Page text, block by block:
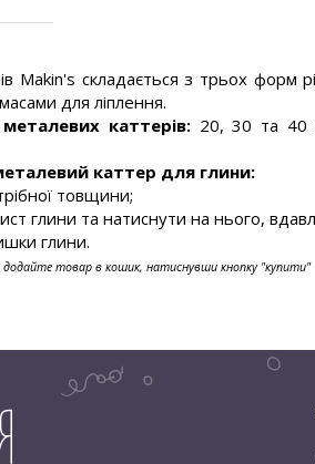
Makin's складається з трьох форм
для ліплення.
каттерів:20, 30 та 40
каттер для глини:
товщини;
глини та натиснути на нього,
глини.
товар в кошик, натиснувши кнопку "купити"